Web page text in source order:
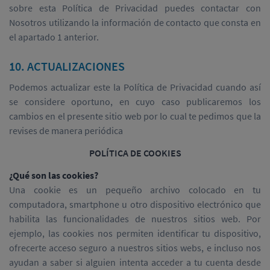
sobre esta Política de Privacidad puedes contactar con
Nosotros utilizando la información de contacto que consta en
el apartado 1 anterior.
10. ACTUALIZACIONES
Podemos actualizar este la Política de Privacidad cuando así
se considere oportuno, en cuyo caso publicaremos los
cambios en el presente sitio web por lo cual te pedimos que la
revises de manera periódica
POLÍTICA DE COOKIES
¿Qué son las cookies?
Una cookie es un pequeño archivo colocado en tu
computadora, smartphone u otro dispositivo electrónico que
habilita las funcionalidades de nuestros sitios web. Por
ejemplo, las cookies nos permiten identificar tu dispositivo,
ofrecerte acceso seguro a nuestros sitios webs, e incluso nos
ayudan a saber si alguien intenta acceder a tu cuenta desde